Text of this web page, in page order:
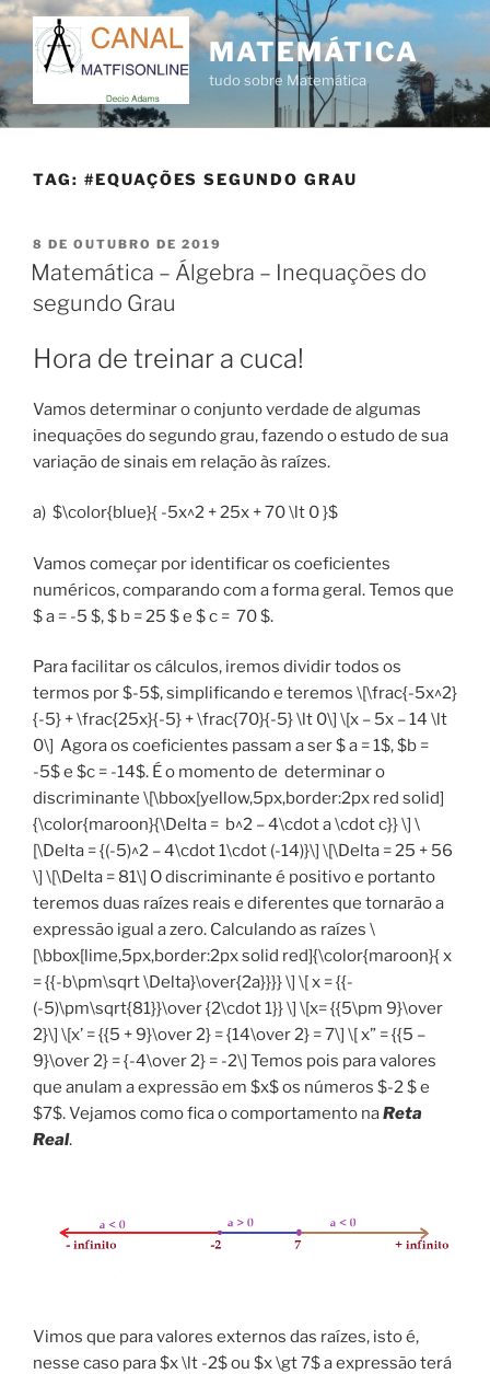
Pular
para
o
conteúdo
MATEMÁTICA
tudo sobre Matemática
TAG: #EQUAÇÕES SEGUNDO GRAU
PUBLICADO
EM
8 DE OUTUBRO DE 2019
Matemática – Álgebra – Inequações do
segundo Grau
Hora de treinar a cuca!
Vamos determinar o conjunto verdade de algumas
inequações do segundo grau, fazendo o estudo de sua
variação de sinais em relação às raízes.
a) $\color{blue}{ -5x^2 + 25x + 70 \lt 0 }$
Vamos começar por identificar os coeficientes
numéricos, comparando com a forma geral. Temos que
$ a = -5 $, $ b = 25 $ e $ c = 70 $.
Para facilitar os cálculos, iremos dividir todos os
termos por $-5$, simplificando e teremos \[\frac{-5x^2}
{-5} + \frac{25x}{-5} + \frac{70}{-5} \lt 0\] \[x – 5x – 14 \lt
0\] Agora os coeficientes passam a ser $ a = 1$, $b =
-5$ e $c = -14$. É o momento de determinar o
discriminante \[\bbox[yellow,5px,border:2px red solid]
{\color{maroon}{\Delta = b^2 – 4\cdot a \cdot c}} \] \
[\Delta = {(-5)^2 – 4\cdot 1\cdot (-14)}\] \[\Delta = 25 + 56
\] \[\Delta = 81\] O discriminante é positivo e portanto
teremos duas raízes reais e diferentes que tornarão a
expressão igual a zero. Calculando as raízes \
[\bbox[lime,5px,border:2px solid red]{\color{maroon}{ x
= {{-b\pm\sqrt \Delta}\over{2a}}}} \] \[ x = {{-
(-5)\pm\sqrt{81}}\over {2\cdot 1}} \] \[x= {{5\pm 9}\over
2}\] \[x’ = {{5 + 9}\over 2} = {14\over 2} = 7\] \[ x” = {{5 –
9}\over 2} = {-4\over 2} = -2\] Temos pois para valores
que anulam a expressão em $x$ os números $-2 $ e
$7$. Vejamos como fica o comportamento naReta
Real.
Vimos que para valores externos das raízes, isto é,
nesse caso para $x \lt -2$ ou $x \gt 7$ a expressão terá